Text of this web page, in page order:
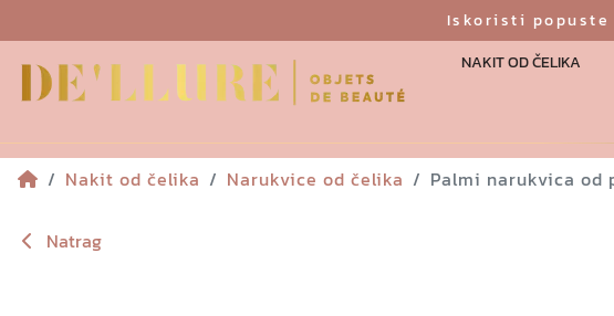
Iskoristi popuste
NAKIT OD ČELIKA
Nakit od čelika
Narukvice od čelika Palmi narukvica od
Natrag